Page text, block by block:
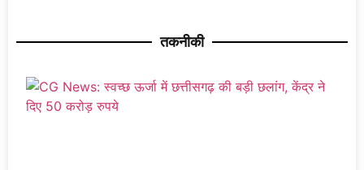
तकनीकी